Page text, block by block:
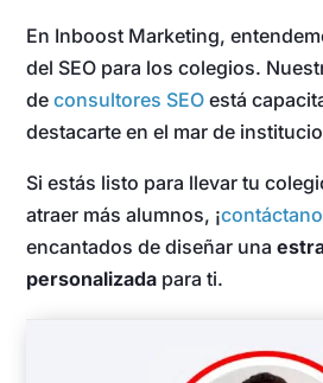
En Inboost Marketing,
del SEO para los colegios.
deconsultores SEO está
destacarte en el mar de
Si estás listo para llevar tu
atraer más alumnos, ¡
encantados de diseñar una
personalizada para ti.